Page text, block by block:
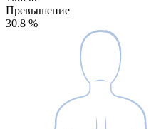
Превышение
30.8 %